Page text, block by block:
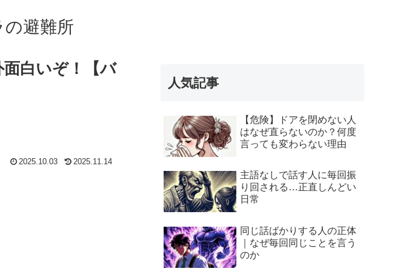
の避難所
白いぞ！【バ
2025.10.03 2025.11.14
人気記事
【危険】ドアを閉めない人
はなぜ直らないのか？何度
言っても変わらない理由
主語なしで話す人に毎回振
り回される…正直しんどい
日常
同じ話ばかりする人の正体
｜なぜ毎回同じことを言う
のか